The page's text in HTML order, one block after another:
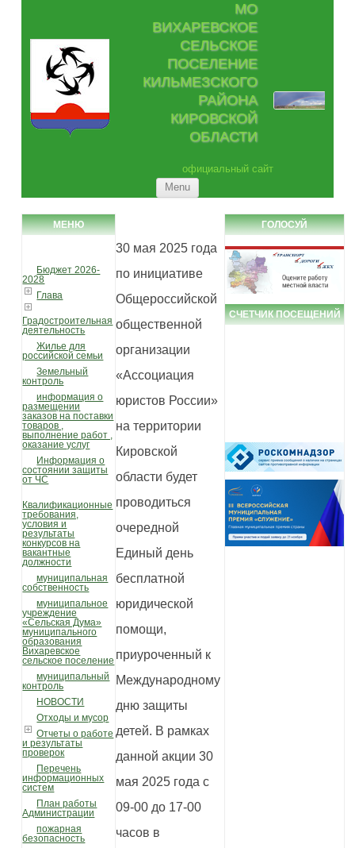
МО
ВИХАРЕВСКОЕ
СЕЛЬСКОЕ
ПОСЕЛЕНИЕ
КИЛЬМЕЗСКОГО
РАЙОНА
КИРОВСКОЙ
ОБЛАСТИ
официальный сайт
Menu
МЕНЮ
Бюджет 2026-
2028
Глава
Градостроительная
деятельность
Жилье для
российской семьи
Земельный
контроль
информация о
размещении
заказов на поставки
товаров ,
выполнение работ ,
оказание услуг
Информация о
состоянии защиты
от ЧС
Квалификационные
требования,
условия и
результаты
конкурсов на
вакантные
должности
муниципальная
собственность
муниципальное
учреждение
«Сельская Дума»
муниципального
образования
Вихаревское
сельское поселение
муниципальный
контроль
НОВОСТИ
Отходы и мусор
Отчеты о работе
и результаты
проверок
Перечень
информационных
систем
План работы
Администрации
пожарная
безопасность
30 мая 2025 года
по инициативе
Общероссийской
общественной
организации
«Ассоциация
юристов России»
на территории
Кировской
области будет
проводиться
очередной
Единый день
бесплатной
юридической
помощи,
приуроченный к
Международному
дню защиты
детей. В рамках
данной акции 30
мая 2025 года с
09-00 до 17-00
часов в
ГОЛОСУЙ
СЧЕТЧИК ПОСЕЩЕНИЙ